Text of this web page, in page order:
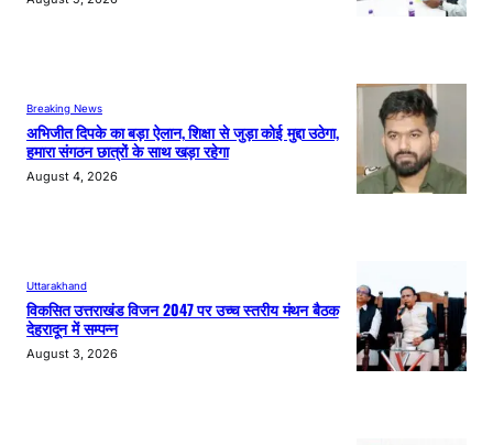
Breaking News
अभिजीत दिपके का बड़ा ऐलान, शिक्षा से जुड़ा कोई मुद्दा उठेगा,
हमारा संगठन छात्रों के साथ खड़ा रहेगा
August 4, 2026
Uttarakhand
विकसित उत्तराखंड विजन 2047 पर उच्च स्तरीय मंथन बैठक
देहरादून में सम्पन्न
August 3, 2026